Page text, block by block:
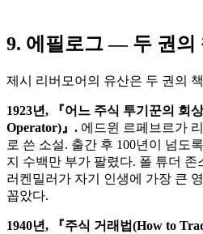
9. 에필로그 — 두 권의
제시 리버모어의 유산은 두 권의
1923년, 『어느 주식 투기꾼의 회
Operator)』. 에드윈 르페브르가
로 쓴 소설. 출간 후 100년이 넘도
지 수백만 부가 팔렸다. 폴 튜더 존
러켄밀러가 자기 인생에 가장 큰
꼽았다.
1940년, 『주식 거래법(How to